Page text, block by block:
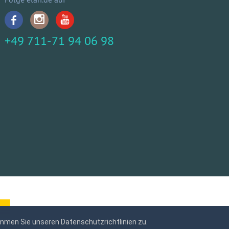
+49 711-71 94 06 98
Sie unseren Datenschutzrichtlinien zu.